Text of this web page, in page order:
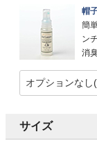
帽
簡
ン
消
サイズ